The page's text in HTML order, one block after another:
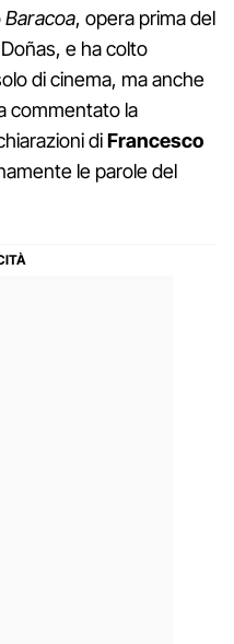
Baracoa, opera prima del
e ha colto
di cinema, ma anche
commentato la
diFrancesco
le parole del